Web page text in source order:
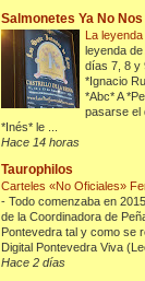
Salmonetes Ya No
La
leyenda de
días 7, 8 y
*Ignacio
*Abc* A
pasarse el
*Inés* le ...
Hace 14 horas
Taurophilos
Carteles «No Oficiales»
-Todo comenzaba en
de la Coordinadora de
Pontevedra tal y como se
Digital Pontevedra Viva
Hace 2 días